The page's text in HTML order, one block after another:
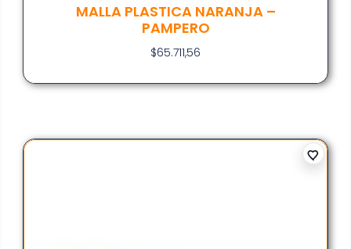
MALLA PLASTICA NARANJA –
PAMPERO
$65.711,56